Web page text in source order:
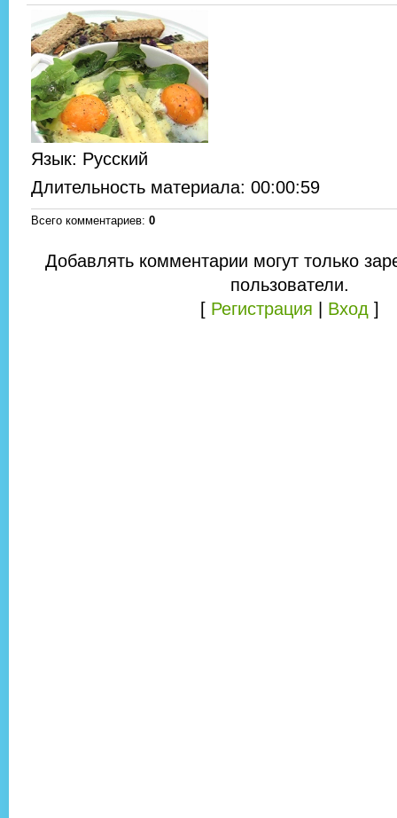
Язык: Русский
Длительность материала: 00:00:59
Всего комментариев: 0
Добавлять комментарии могут только
пользователи.
[ Регистрация Вход ]